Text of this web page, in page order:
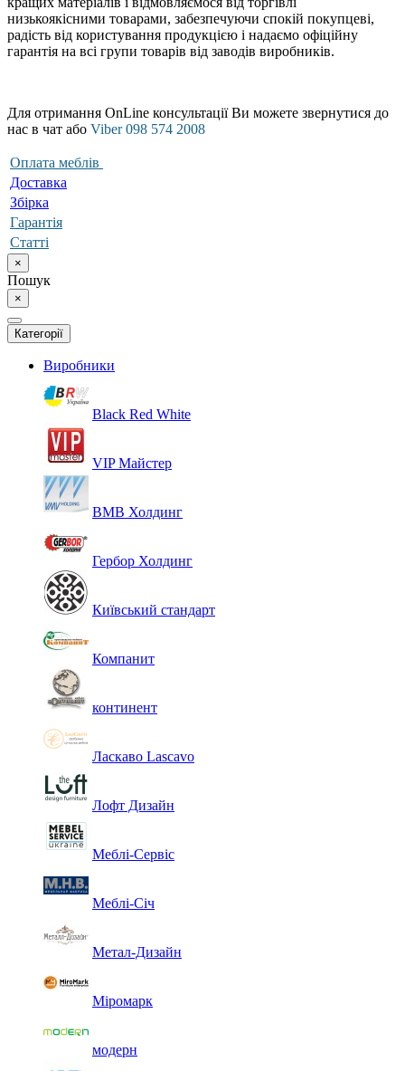
низькоякісними товарами, забезпечуючи спокій покупцеві,
радість від користування продукцією і надаємо офіційну
гарантія на всі групи товарів від заводів виробників.
Для отримання OnLine консультації Ви можете звернутися до
нас в чат або Viber 098 574 2008
Оплата меблів
Доставка
Збірка
Гарантія
Статті
×
Пошук
×
Категорії
Виробники
Black Red White
VIP Майстер
ВМВ Холдинг
Гербор Холдинг
Київський стандарт
Компанит
континент
Ласкаво Lascavo
Лофт Дизайн
Меблі-Сервіс
Меблі-Січ
Метал-Дизайн
Міромарк
модерн